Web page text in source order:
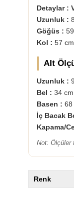
Detaylar :
Uzunluk :
Göğüs :
Kol : 57 cm
Alt
Uzunluk :
Bel : 34 cm
Basen : 68
İç Bacak
Kapama/
Not: Ölçüler
Renk